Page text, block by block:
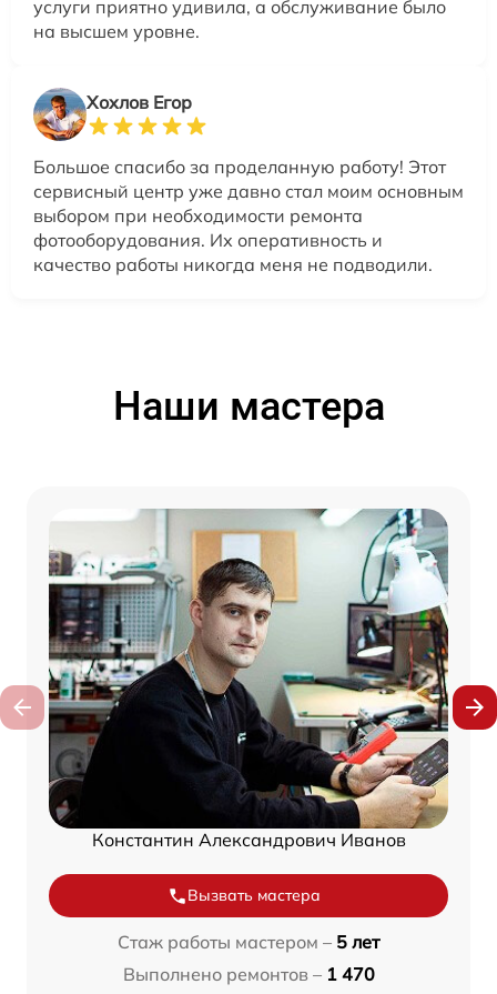
услуги приятно удивила, а обслуживание было
на высшем уровне.
Хохлов Егор
Большое спасибо за проделанную работу! Этот
сервисный центр уже давно стал моим основным
выбором при необходимости ремонта
фотооборудования. Их оперативность и
качество работы никогда меня не подводили.
Наши мастера
Константин Александрович Иванов
Вызвать мастера
Стаж работы мастером – 5 лет
Выполнено ремонтов – 1 470